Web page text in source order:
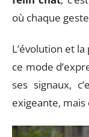
où chaque
L’évolution et
ce mode
ses signaux,
exigeante, mais